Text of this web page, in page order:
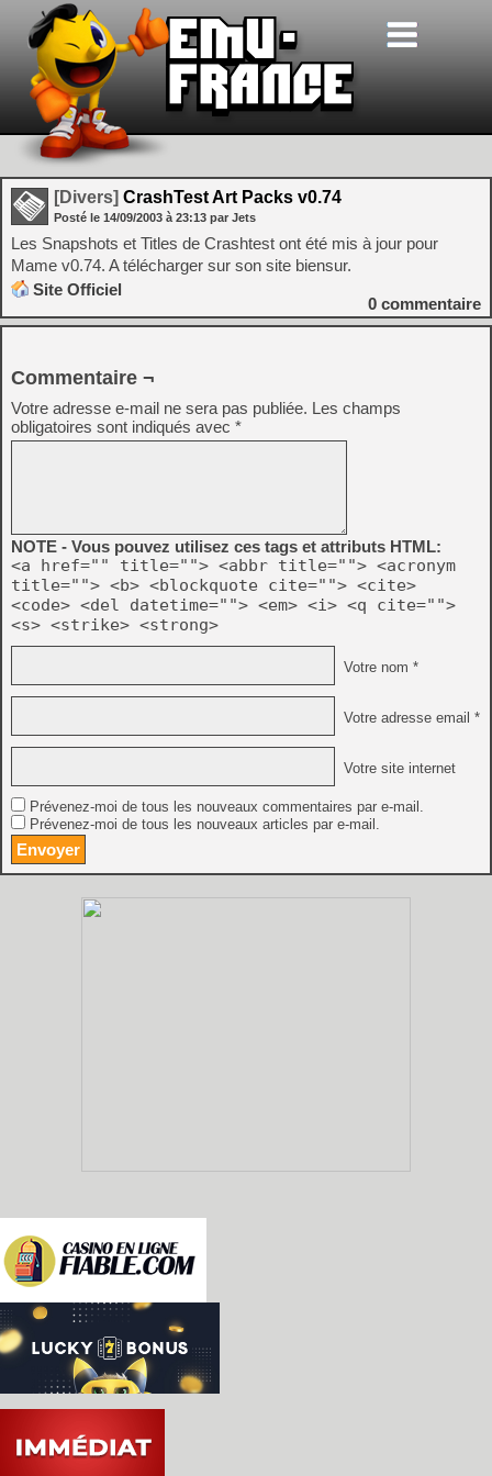
[Divers] CrashTest Art Packs v0.74
Posté le 14/09/2003 à 23:13 par Jets
Les Snapshots et Titles de Crashtest ont été mis à jour pour
Mame v0.74. A télécharger sur son site biensur.
Site Officiel
0 commentaire
Commentaire ¬
Votre adresse e-mail ne sera pas publiée. Les champs
obligatoires sont indiqués avec *
NOTE - Vous pouvez utilisez ces tags et attributs HTML:
<a href="" title=""> <abbr title=""> <acronym
title=""> <b> <blockquote cite=""> <cite>
<code> <del datetime=""> <em> <i> <q cite="">
<s> <strike> <strong>
Votre nom *
Votre adresse email *
Votre site internet
Prévenez-moi de tous les nouveaux commentaires par e-mail.
Prévenez-moi de tous les nouveaux articles par e-mail.